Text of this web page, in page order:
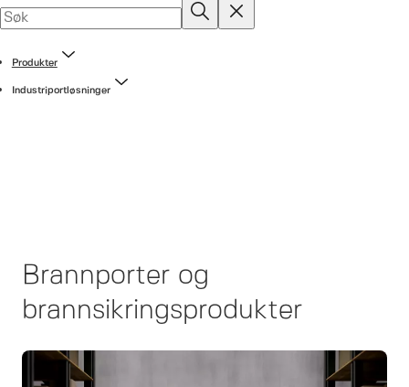
Produkter
Industriportløsninger
Brannporter og
brannsikringsprodukter